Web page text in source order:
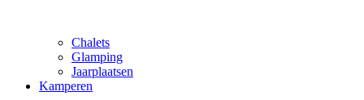
Chalets
Glamping
Jaarplaatsen
Kamperen